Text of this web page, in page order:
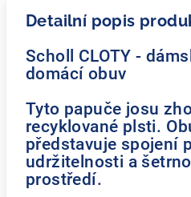
Detailní popis
Scholl CLOTY -
domácí obuv
Tyto papuče josu
recyklované plsti.
představuje spojení
udržitelnosti a
prostředí.